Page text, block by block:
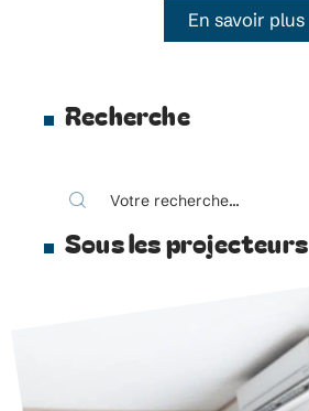
En savoir plus
Recherche
Sous les projecteurs